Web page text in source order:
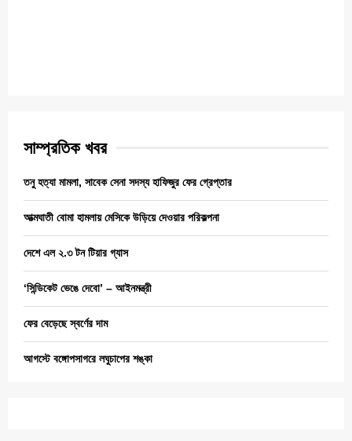
সাম্প্রতিক খবর
তনু হত্যা মামলা, সাবেক সেনা সদস্য হাফিজুর ফের গ্রেপ্তার
আত্মঘাতী বোমা হামলায় মেসিকে উড়িয়ে দেওয়ার পরিকল্পনা
দেশে এল ২.৩ টন টিয়ার গ্যাস
‘সিন্ডিকেট ভেঙে দেবো’ – আইনমন্ত্রী
ফের বেড়েছে স্বর্ণের দাম
আগস্টে বঙ্গোপসাগরে লঘুচাপের শঙ্কা